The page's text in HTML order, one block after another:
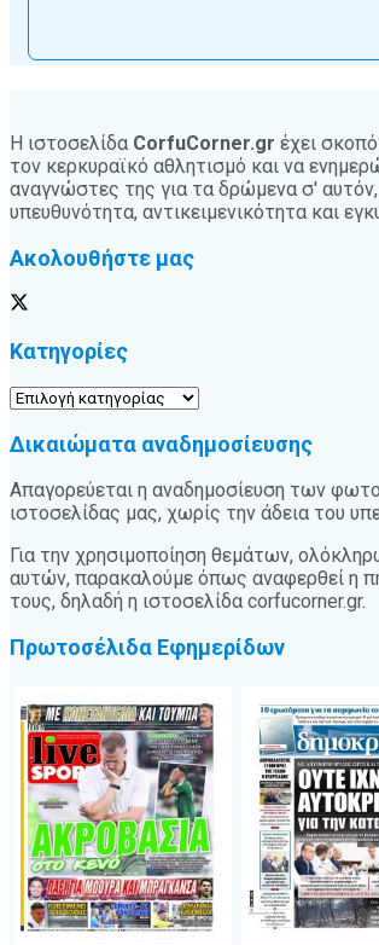
Η ιστοσελίδα CorfuCorner.gr έχει
τον κερκυραϊκό αθλητισμό και να
αναγνώστες της για τα δρώμενα σ'
υπευθυνότητα, αντικειμενικότητα και
Ακολουθήστε μας
Κατηγορίες
Κατηγορίες
Δικαιώματα αναδημοσίευσης
Απαγορεύεται η αναδημοσίευση των
ιστοσελίδας μας, χωρίς την άδεια του
Για την χρησιμοποίηση θεμάτων,
αυτών, παρακαλούμε όπως αναφερθεί η
τους, δηλαδή η ιστοσελίδα corfucorner.gr.
Πρωτοσέλιδα Εφημερίδων